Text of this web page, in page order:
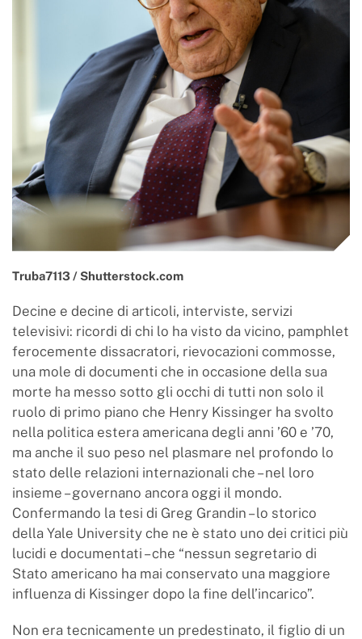
Truba7113 / Shutterstock.com
Decine e decine di articoli, interviste, servizi
televisivi: ricordi di chi lo ha visto da vicino, pamphlet
ferocemente dissacratori, rievocazioni commosse,
una mole di documenti che in occasione della sua
morte ha messo sotto gli occhi di tutti non solo il
ruolo di primo piano che Henry Kissinger ha svolto
nella politica estera americana degli anni ’60 e ’70,
ma anche il suo peso nel plasmare nel profondo lo
stato delle relazioni internazionali che – nel loro
insieme – governano ancora oggi il mondo.
Confermando la tesi di Greg Grandin – lo storico
della Yale University che ne è stato uno dei critici più
lucidi e documentati – che “nessun segretario di
Stato americano ha mai conservato una maggiore
influenza di Kissinger dopo la fine dell’incarico”.
Non era tecnicamente un predestinato, il figlio di un